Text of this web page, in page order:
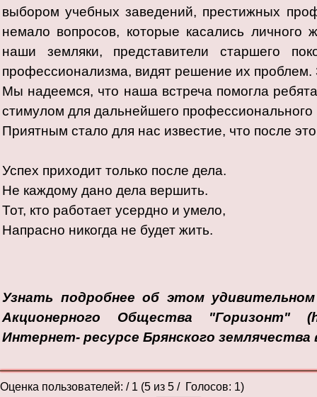
выбором учебных заведений, престижных
немало вопросов, которые касались личного
наши земляки, представители старшего
профессионализма, видят решение их
Мы надеемся, что наша встреча помогла
стимулом для дальнейшего профессионального
Приятным стало для нас известие, что после
Успех приходит только после дела.
Не каждому дано дела вершить.
Тот, кто работает усердно и умело,
Напрасно никогда не будет жить.
Узнать подробнее об этом
Акционерного Общества "Горизонт"
Интернет- ресурсе Брянского
Оценка пользователей: / 1 (5 из 5 / Голосов: 1)